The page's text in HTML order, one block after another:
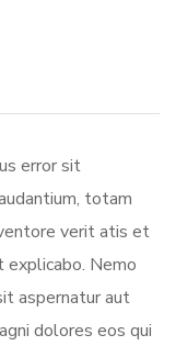
error sit
totam
verit atis et
Nemo
aspernatur aut
dolores eos qui